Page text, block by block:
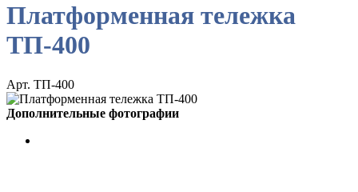
Платформенная тележка
ТП-400
Арт. ТП-400
Дополнительные фотографии